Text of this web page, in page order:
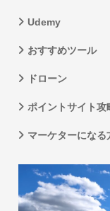
Udemy
おすすめツール
ドローン
ポイントサイト攻
マーケターになる